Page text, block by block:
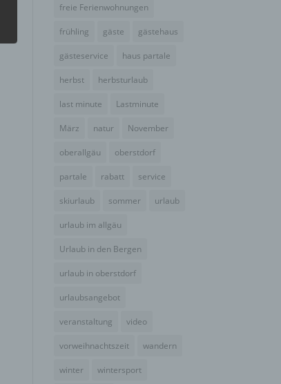
freie Ferienwohnungen
frühling gäste gästehaus
gästeservice haus partale
herbst herbsturlaub
last minute Lastminute
März natur November
oberallgäu oberstdorf
partale rabatt service
skiurlaub sommer urlaub
urlaub im allgäu
Urlaub in den Bergen
urlaub in oberstdorf
urlaubsangebot
veranstaltung video
vorweihnachtszeit wandern
winter wintersport